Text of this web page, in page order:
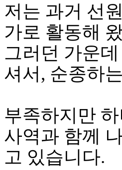
체
장
안
마
러
브
약
소
우
즐
성
비
저는 과거 선
가로 활동해
그러던 가운
셔서, 순종하
부족하지만
사역과 함께
고 있습니다.